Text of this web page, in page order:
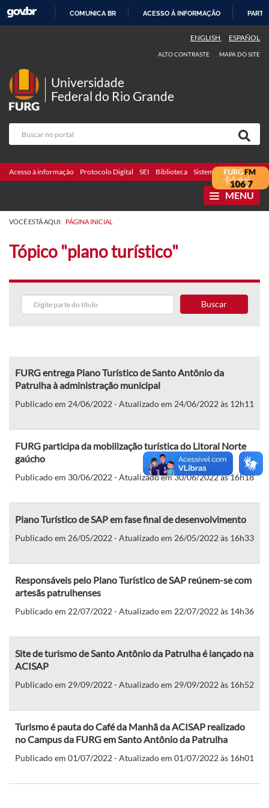
COMUNICA BR ACESSO À INFORMAÇÃO
ENGLISH ESPAÑOL
ALTO CONTRASTE MAPA DO SITE
Universidade
Federal do Rio Grande
Acesso à informação Protocolo Digital SEI Biblioteca Sistemas Webmail
MENU
VOCÊ ESTÁ AQUI: PÁGINA INICIAL
Tópico "plano turístico"
Buscar
FURG entrega Plano Turístico de Santo Antônio da
Patrulha à administração municipal
Publicado em 24/06/2022 - Atualizado em 24/06/2022 às 12h11
FURG participa da mobilização turística do Litoral Norte
gaúcho
Publicado em 30/06/2022 - Atualizado em 30/06/2022 às 16h18
Plano Turístico de SAP em fase final de desenvolvimento
Publicado em 26/05/2022 - Atualizado em 26/05/2022 às 16h33
Responsáveis pelo Plano Turístico de SAP reúnem-se com
artesãs patrulhenses
Publicado em 22/07/2022 - Atualizado em 22/07/2022 às 14h36
Site de turismo de Santo Antônio da Patrulha é lançado na
ACISAP
Publicado em 29/09/2022 - Atualizado em 29/09/2022 às 16h52
Turismo é pauta do Café da Manhã da ACISAP realizado
no Campus da FURG em Santo Antônio da Patrulha
Publicado em 01/07/2022 - Atualizado em 01/07/2022 às 16h01